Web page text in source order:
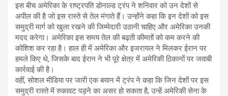
इस बीच अमेरिका के राष्ट्रपति डोनाल्ड ट्रंप ने शनिवार को उन देशों से
अपील की है जो इस रास्ते से तेल मंगाते हैं। उन्होंने कहा कि इन देशों को इस
समुद्री मार्ग को खुला रखने की जिम्मेदारी उठानी चाहिए और अमेरिका उनकी
मदद करेगा। अमेरिका इस समय तेल की बढ़ती कीमतों को कम करने की
कोशिश कर रहा है। हाल ही में अमेरिका और इजरायल ने मिलकर ईरान पर
हमले किए थे, जिसके बाद ईरान ने भी पूरे क्षेत्र में अमेरिकी ठिकानों पर जवाबी
कार्रवाई की है।
वहीं, सोशल मीडिया पर जारी एक बयान में ट्रंप ने कहा कि जिन देशों पर इस
समुद्री रास्ते में रुकावट पड़ने का असर हो सकता है, उन्हें अमेरिकी सेना के